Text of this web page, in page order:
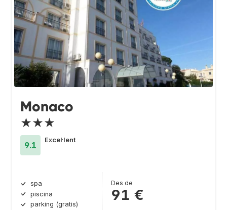
Monaco
★★★
9.1
Excel·lent
spa
piscina
parking (gratis)
Des de
91 €